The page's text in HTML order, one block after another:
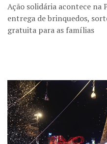
Ação solidária acontece na
entrega de brinquedos,
gratuita para as famílias